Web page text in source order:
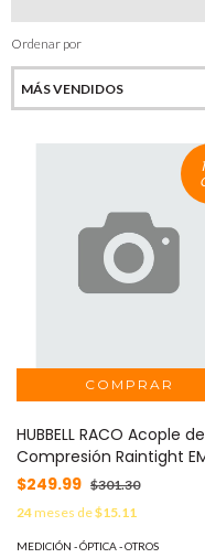
Ordenar por
HUBBELL RACO Acople de
Compresión Raintight
pulgadas / Construcción
Acero / Protección
Corrosión / Zinc-
Electrogalvanizado /
$249.99 $301.30
24meses de$15.11
MEDICIÓN - ÓPTICA - OTROS